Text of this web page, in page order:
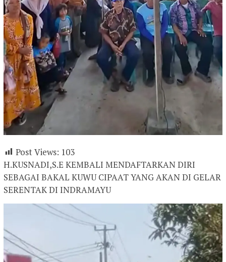
Post Views: 103
H.KUSNADI,S.E KEMBALI MENDAFTARKAN DIRI
SEBAGAI BAKAL KUWU CIPAAT YANG AKAN DI GELAR
SERENTAK DI INDRAMAYU